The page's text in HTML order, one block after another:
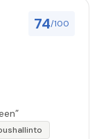
74/100